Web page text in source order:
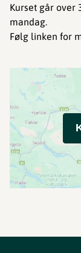
Kurset går over
mandag.
Følg linken for